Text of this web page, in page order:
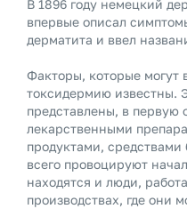
В 1896 году немецкий
впервые описал
дерматита и ввел
Факторы, которые могут
токсидермию известны.
представлены, в первую
лекарственными
продуктами,
всего провоцируют
находятся и люди,
производствах, где они